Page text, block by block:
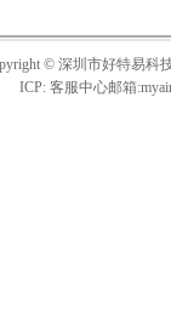
© 深圳市好特易科
ICP: 客服中心邮箱: